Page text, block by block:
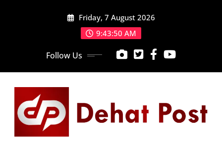
Friday, 7 August 2026
9:43:51 AM
Follow Us